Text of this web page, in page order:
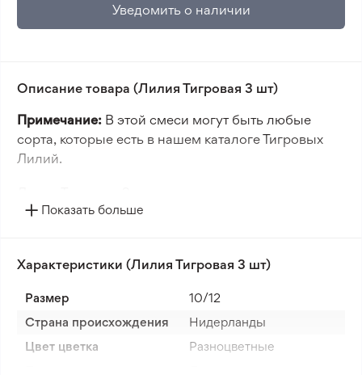
Уведомить о наличии
Описание товара (Лилия Тигровая 3 шт)
Примечание: В этой смеси могут быть любые
сорта, которые есть в нашем каталоге Тигровых
Лилий.
декоративное растение, которое добавит вашему
узор, делая их выразительным акцентом в любом
цветнике. Цветение приходится на летний период,
обеспечивая саду яркость и оригинальность.
Посадка лилий рекомендуется в открытый грунт с
Показать больше
Характеристики (Лилия Тигровая 3 шт)
Размер
10/12
Страна происхождения
Нидерланды
Цвет цветка
Разноцветные